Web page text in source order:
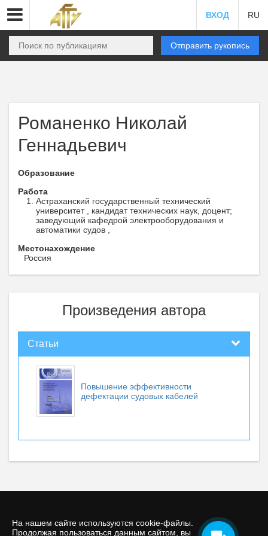
На нашем сайте используются cookie-файлы.
Продолжая пользоваться данным сайтом, вы
ВХОД RU
Отправить рукопись
Романенко Николай
Геннадьевич
Образование
Работа
Астраханский государственный технический
университет , кандидат технических наук, доцент;
заведующий кафедрой электрооборудования и
автоматики судов ,
Местонахождение
Россия
Произведения автора
Статьи
Повышение эффективности
дефектации судовых кабелей